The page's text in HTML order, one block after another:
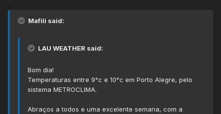
Mafili said:
LAU WEATHER said:
Bom dia!
Temperaturas entre 9°c e 10°c em Porto Alegre, pelo
sistema METROCLIMA.
Abraços a todos e uma excelente semana, com a